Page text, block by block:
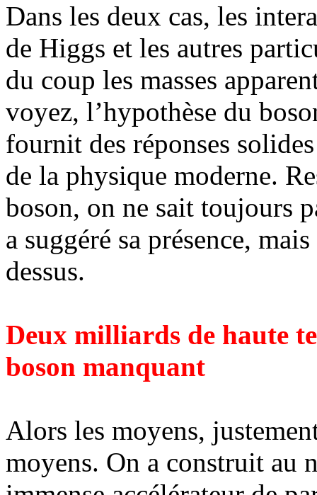
Dans les deux cas, les
de Higgs et les autres
du coup les masses
voyez, l’hypothèse du
fournit des réponses
de la physique moderne.
boson, on ne sait toujours
a suggéré sa présence,
dessus.
Deux milliards de haute
boson manquant
Alors les moyens,
moyens. On a construit au